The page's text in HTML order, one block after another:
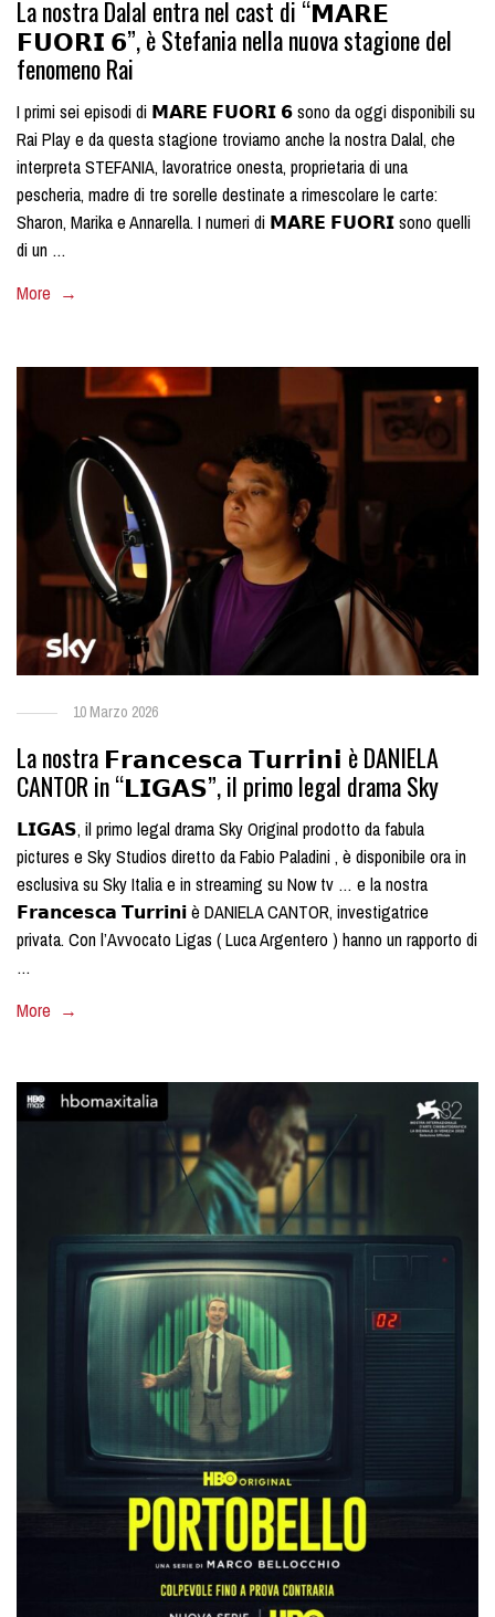
La nostra Dalal entra nel cast di “𝗠𝗔𝗥𝗘
𝗙𝗨𝗢𝗥𝗜 𝟲”, è Stefania nella nuova stagione del
fenomeno Rai
I primi sei episodi di 𝗠𝗔𝗥𝗘 𝗙𝗨𝗢𝗥𝗜 𝟲 sono da oggi disponibili su
Rai Play e da questa stagione troviamo anche la nostra Dalal, che
interpreta STEFANIA, lavoratrice onesta, proprietaria di una
pescheria, madre di tre sorelle destinate a rimescolare le carte:
Sharon, Marika e Annarella. I numeri di 𝗠𝗔𝗥𝗘 𝗙𝗨𝗢𝗥𝗜 sono quelli
di un …
More →
10 Marzo 2026
La nostra 𝗙𝗿𝗮𝗻𝗰𝗲𝘀𝗰𝗮 𝗧𝘂𝗿𝗿𝗶𝗻𝗶 è DANIELA
CANTOR in “𝗟𝗜𝗚𝗔𝗦”, il primo legal drama Sky
𝗟𝗜𝗚𝗔𝗦, il primo legal drama Sky Original prodotto da fabula
pictures e Sky Studios diretto da Fabio Paladini , è disponibile ora in
esclusiva su Sky Italia e in streaming su Now tv … e la nostra
𝗙𝗿𝗮𝗻𝗰𝗲𝘀𝗰𝗮 𝗧𝘂𝗿𝗿𝗶𝗻𝗶 è DANIELA CANTOR, investigatrice
privata. Con l’Avvocato Ligas ( Luca Argentero ) hanno un rapporto di
…
More →